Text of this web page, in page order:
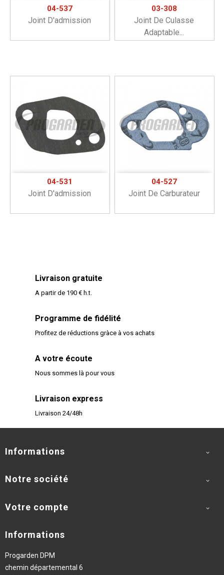
04-537
Joint D'admission
03-308
Joint De Culasse
Adaptable...
04-531
Joint D'admission
04-527
Joint De Carburateur
Livraison gratuite
A partir de 190 € h.t.
Programme de fidélité
Profitez de réductions gràce à vos achats
A votre écoute
Nous sommes là pour vous
Livraison express
Livraison 24/48h
Informations 
Notre société 
Votre compte 
Informations
Progarden DPM
chemin départemental 6